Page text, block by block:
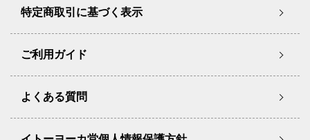
特定商取引に基づく表示
ご利用ガイド
よくある質問